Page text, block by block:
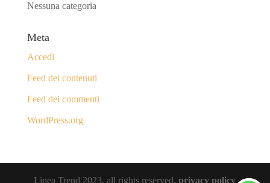
Nessuna categoria
Meta
Accedi
Feed dei contenuti
Feed dei commenti
WordPress.org
Linea Trend 2023, all rights reserved.privacy policy